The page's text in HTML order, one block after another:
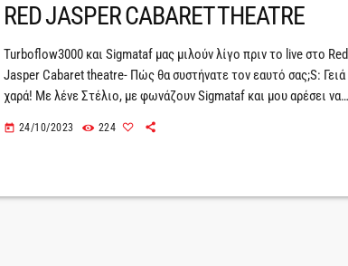
RED JASPER CABARET THEATRE
Turboflow3000 και Sigmataf μας μιλούν λίγο πριν το live στο Red
Jasper Cabaret theatre- Πώς θα συστήνατε τον εαυτό σας;S: Γειά
χαρά! Με λένε Στέλιο, με φωνάζουν Sigmataf και μου αρέσει να
λατρεύω τα ζώα και παντρεύω ήχους. Μερικές φορές τα
συναισθηματικό δέσιμο με […]
today 24/10/2023 224